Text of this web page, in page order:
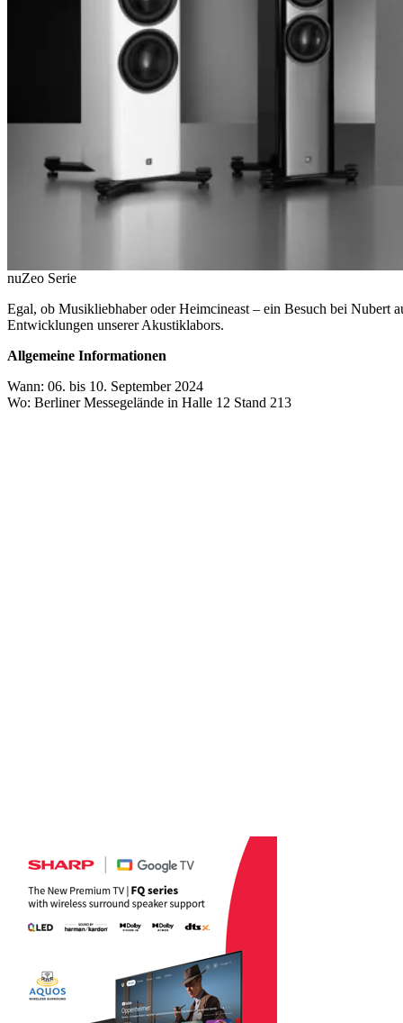
nuZeo Serie
Egal, ob Musikliebhaber oder Heimcineast – ein Besuch bei Nubert
Entwicklungen unserer Akustiklabors.
Allgemeine Informationen
Wann: 06. bis 10. September 2024
Wo: Berliner Messegelände in Halle 12 Stand 213